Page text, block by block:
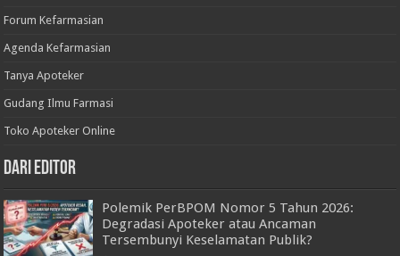
Forum Kefarmasian
Agenda Kefarmasian
Tanya Apoteker
Gudang Ilmu Farmasi
Toko Apoteker Online
Dari Editor
Polemik PerBPOM Nomor 5 Tahun 2026:
Degradasi Apoteker atau Ancaman
Tersembunyi Keselamatan Publik?